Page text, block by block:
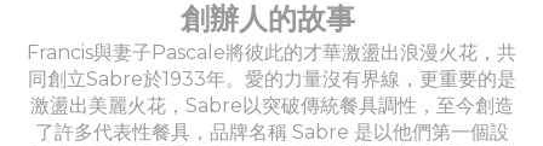
創辦人的故事
Francis與妻子Pascale將彼此的才華激盪出浪漫火花，共
同創立Sabre於1933年。愛的力量沒有界線，更重要的是
激盪出美麗火花，Sabre以突破傳統餐具調性，至今創造
了許多代表性餐具，品牌名稱 Sabre 是以他們第一個設